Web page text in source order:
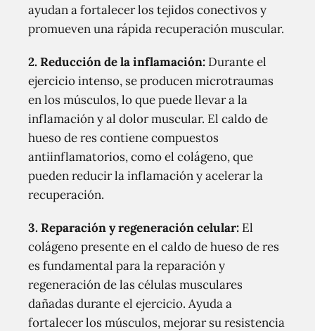
ayudan a fortalecer los tejidos conectivos y
promueven una rápida recuperación muscular.
2. Reducción de la inflamación: Durante el
ejercicio intenso, se producen microtraumas
en los músculos, lo que puede llevar a la
inflamación y al dolor muscular. El caldo de
hueso de res contiene compuestos
antiinflamatorios, como el colágeno, que
pueden reducir la inflamación y acelerar la
recuperación.
3. Reparación y regeneración celular: El
colágeno presente en el caldo de hueso de res
es fundamental para la reparación y
regeneración de las células musculares
dañadas durante el ejercicio. Ayuda a
fortalecer los músculos, mejorar su resistencia